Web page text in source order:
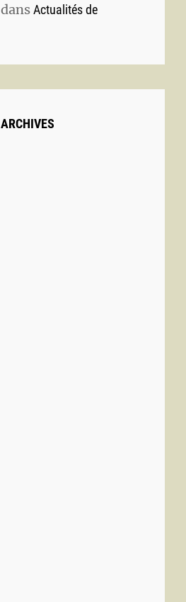
dansActualités de
ARCHIVES